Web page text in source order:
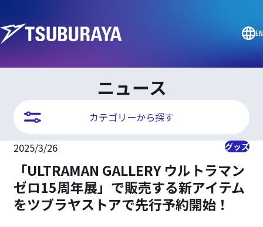
EN
ニュース
カテゴリーから探す
2025/3/26 グッズ
「ULTRAMAN GALLERY ウルトラマン
ゼロ15周年展」で販売する新アイテム
をツブラヤストアで先行予約開始！